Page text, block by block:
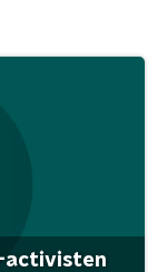
activisten